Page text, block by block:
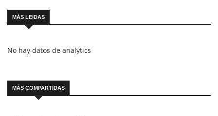
MÁS LEIDAS
No hay datos de analytics
MÁS COMPARTIDAS